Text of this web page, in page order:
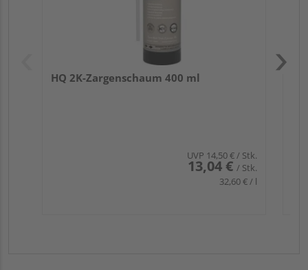
HQ 2K-Zargenschaum 400 ml
UVP 14,50 €/ Stk.
13,04 € / Stk.
32,60 € / l